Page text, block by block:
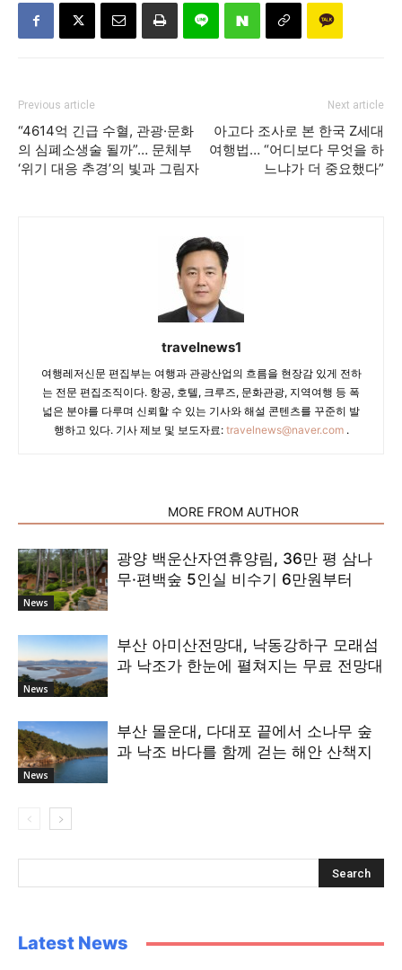
Previous article
“4614억 긴급 수혈, 관광·문화
의 심폐소생술 될까”… 문체부
‘위기 대응 추경’의 빛과 그림자
Next article
아고다 조사로 본 한국 Z세대
여행법… “어디보다 무엇을 하
느냐가 더 중요했다”
travelnews1
여행레저신문 편집부는 여행과 관광산업의 흐름을 현장감 있게 전하
는 전문 편집조직이다. 항공, 호텔, 크루즈, 문화관광, 지역여행 등 폭
넓은 분야를 다루며 신뢰할 수 있는 기사와 해설 콘텐츠를 꾸준히 발
행하고 있다. 기사 제보 및 보도자료: travelnews@naver.com.
MORE FROM AUTHOR
News
광양 백운산자연휴양림, 36만 평 삼나
무·편백숲 5인실 비수기 6만원부터
News
부산 아미산전망대, 낙동강하구 모래섬
과 낙조가 한눈에 펼쳐지는 무료 전망대
News
부산 몰운대, 다대포 끝에서 소나무 숲
과 낙조 바다를 함께 걷는 해안 산책지
Latest News